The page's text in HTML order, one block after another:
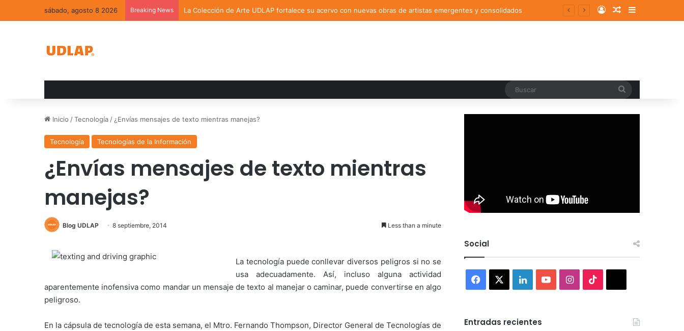
sábado, agosto 8 2026 Breaking News La Colección de Arte UDLAP fortalece su acervo con nuevas obras de artistas emergentes y consolidados Log InRandom Article
Sidebar
Inicio /Tecnología / ¿Envías mensajes de texto mientras manejas?
Tecnología Tecnologías de la Información
¿Envías mensajes de texto mientras
manejas?
Blog UDLAP 8 septiembre, 2014 Less than a minute
La tecnología puede conllevar diversos peligros si no se
usa adecuadamente. Así, incluso alguna actividad
aparentemente inofensiva como mandar un mensaje de texto al manejar o caminar, puede convertirse en algo
peligroso.
En la cápsula de tecnología de esta semana, el Mtro. Fernando Thompson, Director General de Tecnologías de
Social
Facebook LinkedInYouTubeInstagram
Entradas recientes